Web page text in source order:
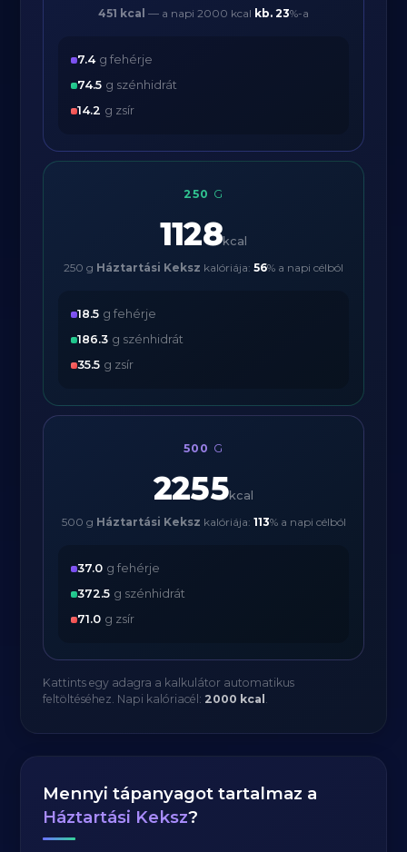
451 kcal — a napi 2000 kcal kb. 23%-a
7.4 g fehérje
74.5 g szénhidrát
14.2 g zsír
250 G
1128kcal
250 g Háztartási Keksz kalóriája: 56% a napi célból
18.5 g fehérje
186.3 g szénhidrát
35.5 g zsír
500 G
2255kcal
500 g Háztartási Keksz kalóriája: 113% a napi célból
37.0 g fehérje
372.5 g szénhidrát
71.0 g zsír
Kattints egy adagra a kalkulátor automatikus
feltöltéséhez. Napi kalóriacél: 2000 kcal .
Mennyi tápanyagot tartalmaz a
Háztartási Keksz?